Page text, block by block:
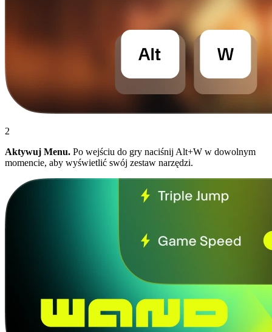
2
Aktywuj Menu. Po wejściu do gry naciśnij Alt+W w dowolnym
momencie, aby wyświetlić swój zestaw narzędzi.